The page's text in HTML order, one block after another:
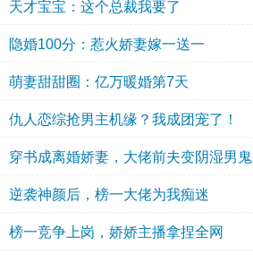
天才宝宝：这个总裁我要了
隐婚100分：惹火娇妻嫁一送一
萌妻甜甜圈：亿万暖婚第7天
仇人恋综抢男主机缘？我成团宠了！
穿书成离婚娇妻，大佬前夫变阴湿男鬼
逆袭神颜后，榜一大佬为我痴迷
榜一竞争上岗，娇娇主播拿捏全网